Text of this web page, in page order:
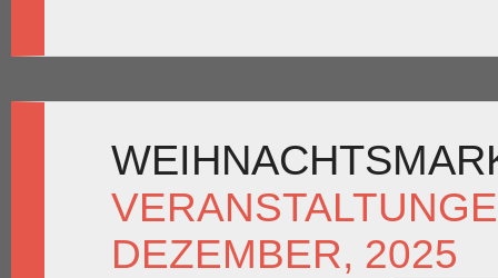
DEZEMBER, 2025